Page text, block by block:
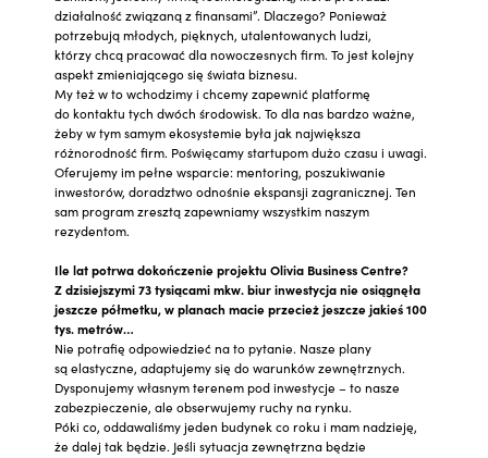
działalność związaną z finansami”. Dlaczego? Ponieważ
potrzebują młodych, pięknych, utalentowanych ludzi,
którzy chcą pracować dla nowoczesnych firm. To jest kolejny
aspekt zmieniającego się świata biznesu.
My też w to wchodzimy i chcemy zapewnić platformę
do kontaktu tych dwóch środowisk. To dla nas bardzo ważne,
żeby w tym samym ekosystemie była jak największa
różnorodność firm. Poświęcamy startupom dużo czasu i uwagi.
Oferujemy im pełne wsparcie: mentoring, poszukiwanie
inwestorów, doradztwo odnośnie ekspansji zagranicznej. Ten
sam program zresztą zapewniamy wszystkim naszym
rezydentom.
Ile lat potrwa dokończenie projektu Olivia Business Centre?
Z dzisiejszymi 73 tysiącami mkw. biur inwestycja nie osiągnęła
jeszcze półmetku, w planach macie przecież jeszcze jakieś 100
tys. metrów…
Nie potrafię odpowiedzieć na to pytanie. Nasze plany
są elastyczne, adaptujemy się do warunków zewnętrznych.
Dysponujemy własnym terenem pod inwestycje – to nasze
zabezpieczenie, ale obserwujemy ruchy na rynku.
Póki co, oddawaliśmy jeden budynek co roku i mam nadzieję,
że dalej tak będzie. Jeśli sytuacja zewnętrzna będzie